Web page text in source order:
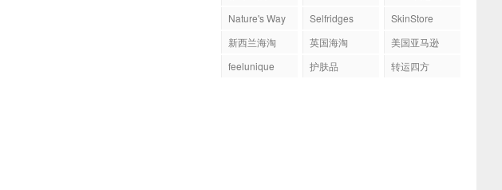
Nature's Way
Selfridges
SkinStore
新西兰海淘
英国海淘
美国亚马逊
feelunique
护肤品 转运四方